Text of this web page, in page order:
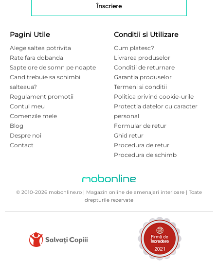
Pagini Utile
Alege saltea potrivita
Rate fara dobanda
Sapte ore de somn pe noapte
Cand trebuie sa schimbi
salteaua?
Regulament promotii
Contul meu
Comenzile mele
Blog
Despre noi
Contact
Conditii si Utilizare
Cum platesc?
Livrarea produselor
Conditii de returnare
Garantia produselor
Termeni si conditii
Politica privind cookie-urile
Protectia datelor cu caracter
personal
Formular de retur
Ghid retur
Procedura de retur
Procedura de schimb
© 2010-2026 mobonline.ro | Magazin online de amenajari interioare | Toate
drepturile rezervate